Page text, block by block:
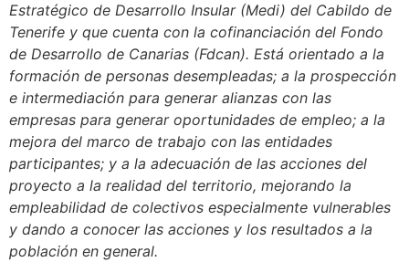
Estratégico de Desarrollo Insular (Medi) del Cabildo de
Tenerife y que cuenta con la cofinanciación del Fondo
de Desarrollo de Canarias (Fdcan). Está orientado a la
formación de personas desempleadas; a la prospección
e intermediación para generar alianzas con las
empresas para generar oportunidades de empleo; a la
mejora del marco de trabajo con las entidades
participantes; y a la adecuación de las acciones del
proyecto a la realidad del territorio, mejorando la
empleabilidad de colectivos especialmente vulnerables
y dando a conocer las acciones y los resultados a la
población en general.